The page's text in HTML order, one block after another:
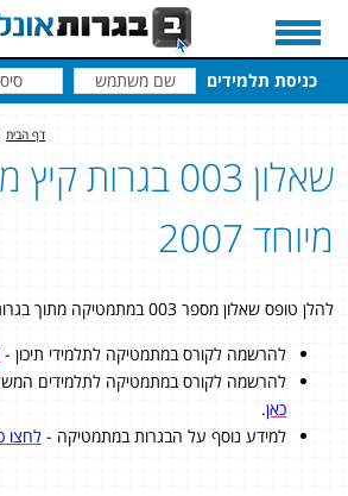
כניסת תלמידים
דף הבית
שאלון 003 בגרות
מיוחד 2007
להלן טופס שאלון מספר 003 במתמטיקה מתוך בגרות קיץ מועד מיוחד 2007.
להרשמה לקורס במתמטיקה לתלמידי תיכון -
להרשמה לקורס במתמטיקה לתלמידים
כאן.
למידע נוסף על הבגרות במתמטיקה - לחצו